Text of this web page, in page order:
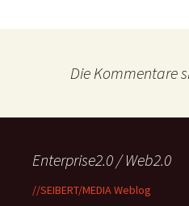
Die Kommentare
Enterprise2.0 / Web2.0
//SEIBERT/MEDIA Weblog